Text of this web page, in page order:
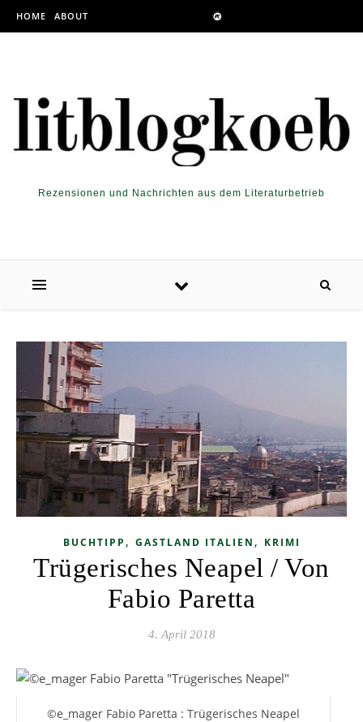
Skip to content
HOME ABOUT
Rezensionen und Nachrichten aus dem Literaturbetrieb
BUCHTIPP , GASTLAND ITALIEN , KRIMI
Trügerisches Neapel / Von
Fabio Paretta
4. April 2018
©e_mager Fabio Paretta : Trügerisches Neapel